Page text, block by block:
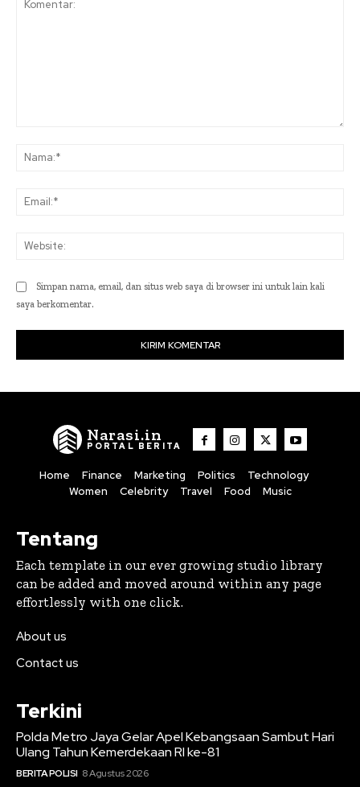
Simpan nama, email, dan situs web saya di browser ini untuk lain kali
saya berkomentar.
Narasi.in
PORTAL BERITA
Home Finance Marketing Politics
Technology
Women
Celebrity Travel Food Music
Tentang
Each template in our ever growing studio library
can be added and moved around within any page
effortlessly with one click.
About us
Contact us
Terkini
Polda Metro Jaya Gelar Apel Kebangsaan Sambut Hari
Ulang Tahun Kemerdekaan RI ke-81
BERITA POLISI 8 Agustus 2026